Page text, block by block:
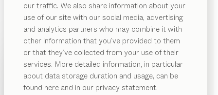
our traffic. We also share information about your
use of our site with our social media, advertising
and analytics partners who may combine it with
other information that you’ve provided to them
or that they’ve collected from your use of their
services. More detailed information, in particular
about data storage duration and usage, can be
found here and in our privacy statement.
Vorgeschlagene
Kategorien
PRODUKTE
INSPIRATION
ÜBER UNS
nox zelebriert mit markanten Materialstärken die
Schönheit von Holz. Präzise Linien und handwerkliche
Details betonen die hohe Qualität der traditionellen
Verarbeitung. Reich an Varianten bieten nox
Sideboards individuelle Vielfalt.
HÄNDLER FINDEN